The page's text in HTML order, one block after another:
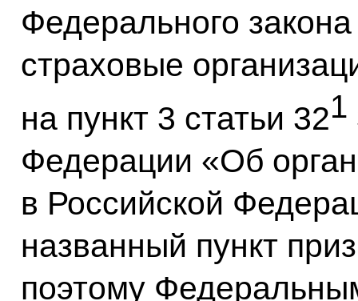
Федерального
страховые
на пункт 3 статьи 321
Федерации «Об
в Российской
названный пункт
поэтому